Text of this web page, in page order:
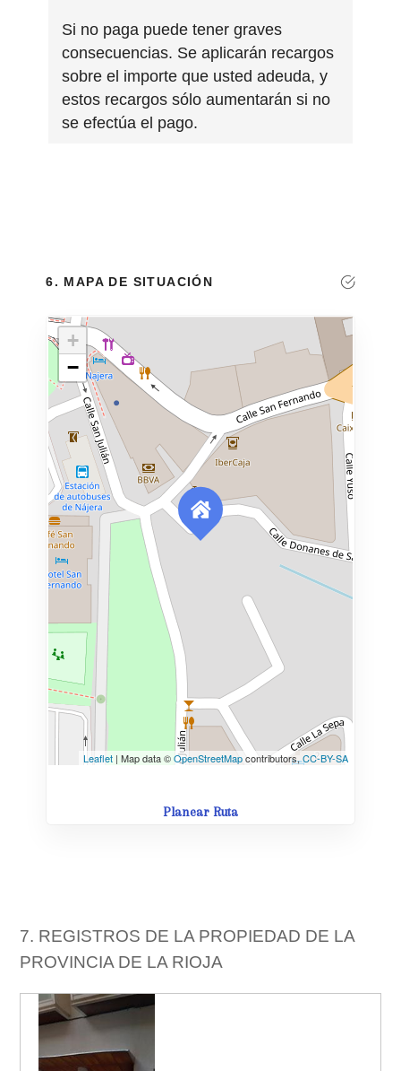
Si no paga puede tener graves
consecuencias. Se aplicarán recargos
sobre el importe que usted adeuda, y
estos recargos sólo aumentarán si no
se efectúa el pago.
6. MAPA DE SITUACIÓN
+
−
Leaflet | Map data ©OpenStreetMapcontributors,CC-BY-SA
Planear Ruta
7. REGISTROS DE LA PROPIEDAD DE LA
PROVINCIA DE LA RIOJA